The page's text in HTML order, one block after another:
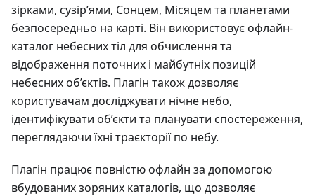
зірками, сузір’ями, Сонцем, Місяцем та планетами
безпосередньо на карті. Він використовує офлайн-
каталог небесних тіл для обчислення та
відображення поточних і майбутніх позицій
небесних об’єктів. Плагін також дозволяє
користувачам досліджувати нічне небо,
ідентифікувати об’єкти та планувати спостереження,
переглядаючи їхні траєкторії по небу.
Плагін працює повністю офлайн за допомогою
вбудованих зоряних каталогів, що дозволяє